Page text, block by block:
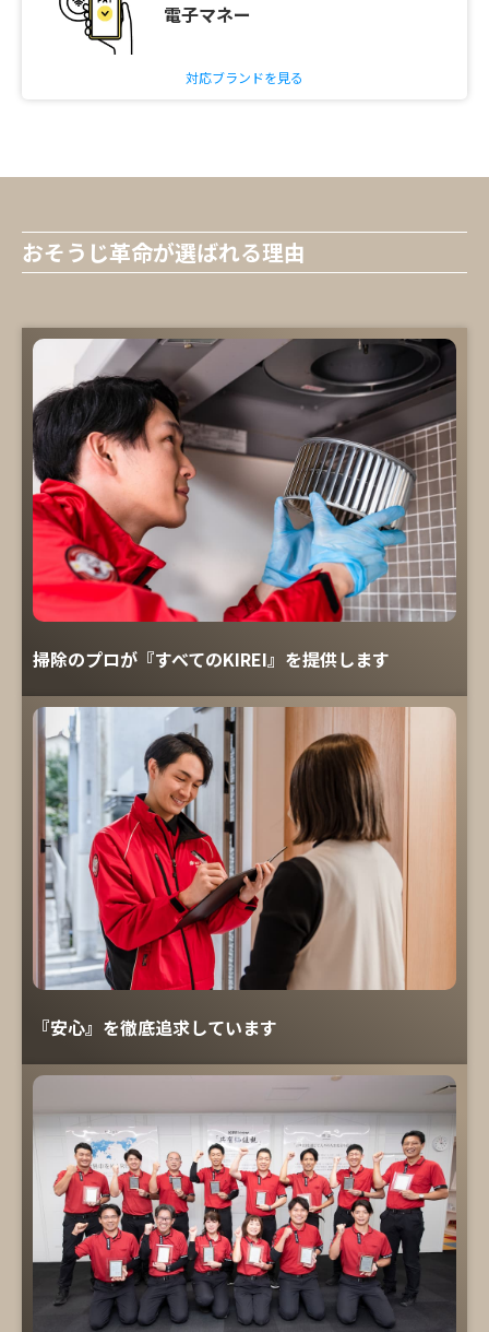
電子マネー
対応ブランドを見る
おそうじ革命が選ばれる理由
掃除のプロが『すべてのKIREI』を提供します
『安心』を徹底追求しています